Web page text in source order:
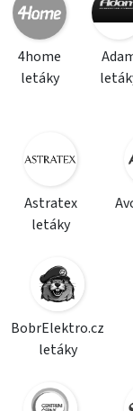
4home
letáky
Astratex
letáky
BobrElektro.cz
letáky